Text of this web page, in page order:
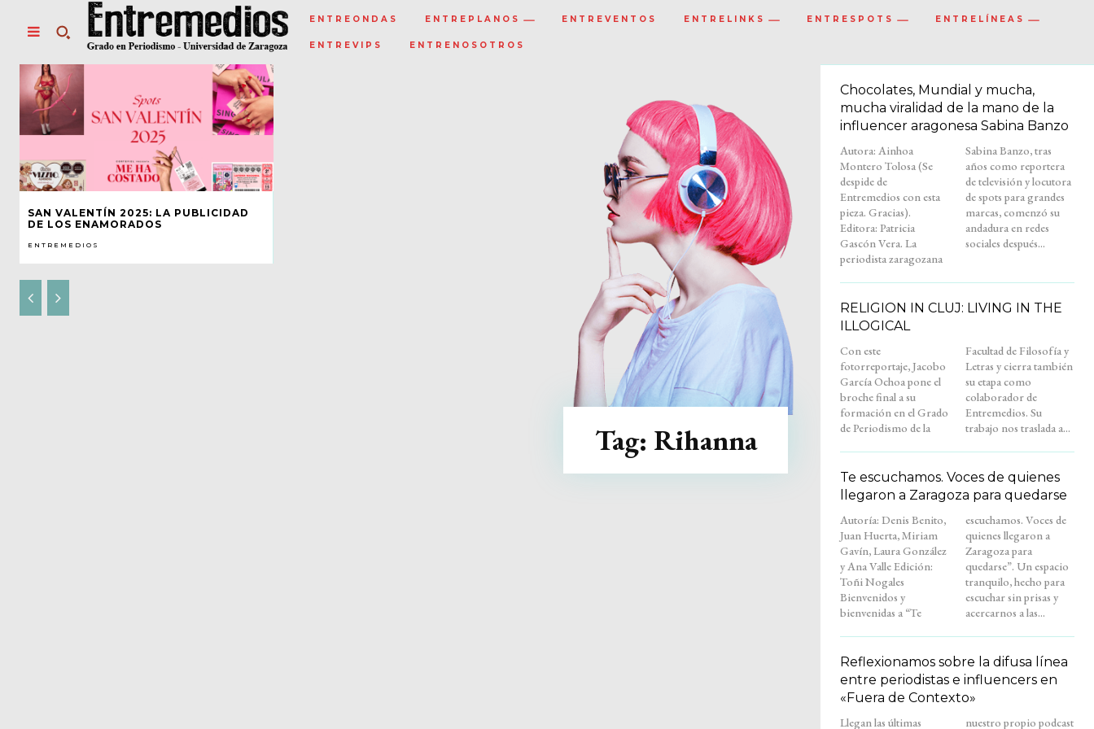
ENTREONDAS ENTREPLANOS ENTREVENTOS ENTRELINKS ENTRESPOTS ENTRELÍNEAS
ENTREVIPS ENTRENOSOTROS
SAN VALENTÍN 2025: LA PUBLICIDAD
DE LOS ENAMORADOS
ENTREMEDIOS
Tag: Rihanna
Chocolates, Mundial y mucha,
mucha viralidad de la mano de la
influencer aragonesa Sabina Banzo
Autora: Ainhoa
Montero Tolosa (Se
despide de
Entremedios con esta
pieza. Gracias).
Editora: Patricia
Gascón Vera. La
periodista zaragozana
Sabina Banzo, tras
años como reportera
de televisión y locutora
de spots para grandes
marcas, comenzó su
andadura en redes
sociales después...
RELIGION IN CLUJ: LIVING IN THE
ILLOGICAL
Con este
fotorreportaje, Jacobo
García Ochoa pone el
broche final a su
formación en el Grado
de Periodismo de la
Facultad de Filosofía y
Letras y cierra también
su etapa como
colaborador de
Entremedios. Su
trabajo nos traslada a...
Te escuchamos. Voces de quienes
llegaron a Zaragoza para quedarse
Autoría: Denis Benito,
Juan Huerta, Miriam
Gavín, Laura González
y Ana Valle Edición:
Toñi Nogales
Bienvenidos y
bienvenidas a “Te
escuchamos. Voces de
quienes llegaron a
Zaragoza para
quedarse”. Un espacio
tranquilo, hecho para
escuchar sin prisas y
acercarnos a las...
Reflexionamos sobre la difusa línea
entre periodistas e influencers en
«Fuera de Contexto»
Llegan las últimas
nuestro propio podcast